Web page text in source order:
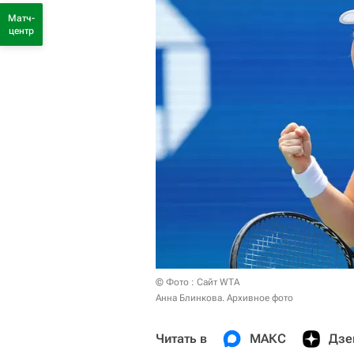
© Фото : Сайт WTA
Анна Блинкова. Архивное фото
Читать в МАКС
Матч-
центр